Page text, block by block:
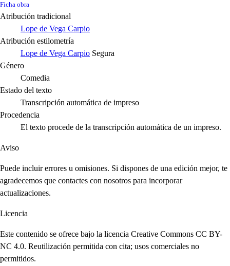
Ficha obra
Atribución tradicional
Lope de Vega Carpio
Atribución estilometría
Lope de Vega Carpio Segura
Género
Comedia
Estado del texto
Transcripción automática de impreso
Procedencia
El texto procede de la transcripción automática de un impreso.
Aviso
Puede incluir errores u omisiones. Si dispones de una edición mejor, te
agradecemos que contactes con nosotros para incorporar
actualizaciones.
Licencia
Este contenido se ofrece bajo la licencia Creative Commons CC BY-
NC 4.0. Reutilización permitida con cita; usos comerciales no
permitidos.